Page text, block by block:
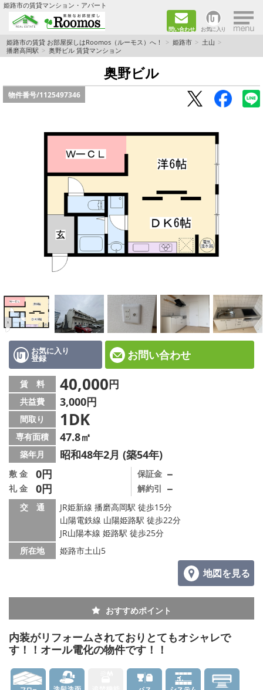
姫路市の賃貸マンション・アパート
問い合わせ お気に入り ×
TOPページ
ファミリー向けの部屋を探す
一人暮らし向けの部屋を探す
カップル向けの部屋を探す
敷金礼金0円の部屋を探す
都市ガス&オール電化の部屋を探す
ネット無料の部屋を探す
☆新築物件☆
☆インターネット無料物件☆
☆敷金·礼金0円物件☆
路線·駅から探す
地域から探す
地図から探す
スタッフ紹介
スタッフ募集中
店舗情報·アクセス
メールでお問い合わせ
姫路市の賃貸 お部屋探しはRoomos（ルーモス）へ！ 姫路市
土山
播磨高岡駅
奥野ビル 賃貸マンション
奥野ビル
物件番号/1125497346
お気に入り
登録 お問い合わせ
賃 料 40,000円
共益費 3,000円
間取り 1DK
専有面積 47.8㎡
築年月 昭和48年2月 (築54年)
敷 金 0円
礼 金 0円
保証金 －
解約引 －
交 通
JR姫新線 播磨高岡駅 徒歩15分
山陽電鉄線 山陽姫路駅 徒歩22分
JR山陽本線 姫路駅 徒歩25分
所在地
姫路市土山5
地図を見る
おすすめポイント
内装がリフォームされておりとてもオシャレで
す！！オール電化の物件です！！